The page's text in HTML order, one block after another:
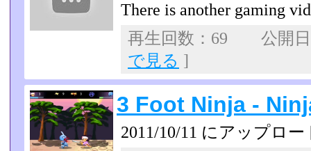
There is another gaming
再生回数：69 公開
で見る ]
3 Foot Ninja -
2011/10/11 にアップロー